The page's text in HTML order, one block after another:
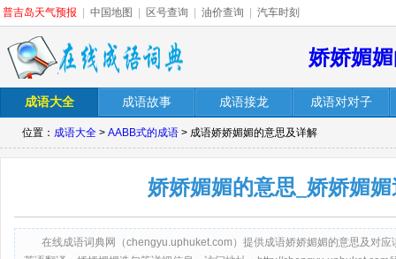
普吉岛天气预报 中国地图 区号查询 油价查询 汽车时刻
娇娇媚
成语大全 成语故事 成语接龙 成语对对子
位置： 成语大全 > AABB式的成语 > 成语娇娇媚媚的意思及详解
娇娇媚媚的意思_娇娇媚
在线成语词典网（chengyu.uphuket.com）提供成语娇娇媚媚的意思及对